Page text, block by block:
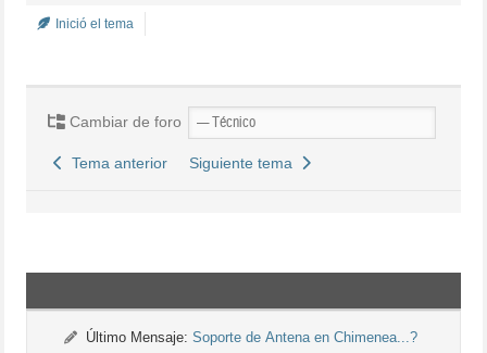
Inició el tema
Cambiar de foro
Tema anterior Siguiente tema
Último Mensaje: Soporte de Antena en Chimenea...?